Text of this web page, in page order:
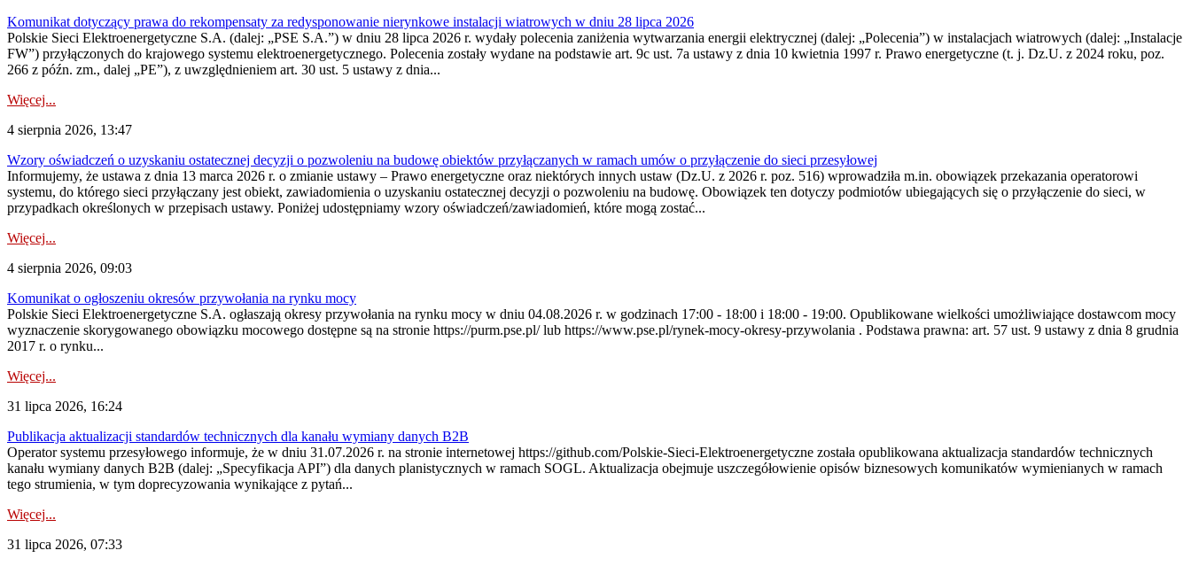
Komunikat dotyczący prawa do rekompensaty za redysponowanie nierynkowe instalacji wiatrowych w dniu 28 lipca 2026
Polskie Sieci Elektroenergetyczne S.A. (dalej: „PSE S.A.”) w dniu 28 lipca 2026 r. wydały polecenia zaniżenia wytwarzania energii elektrycznej (dalej: „Polecenia”) w instalacjach wiatrowych (dalej: „Instalacje
FW”) przyłączonych do krajowego systemu elektroenergetycznego. Polecenia zostały wydane na podstawie art. 9c ust. 7a ustawy z dnia 10 kwietnia 1997 r. Prawo energetyczne (t. j. Dz.U. z 2024 roku, poz.
266 z późn. zm., dalej „PE”), z uwzględnieniem art. 30 ust. 5 ustawy z dnia...
Więcej...
4 sierpnia 2026, 13:47
Wzory oświadczeń o uzyskaniu ostatecznej decyzji o pozwoleniu na budowę obiektów przyłączanych w ramach umów o przyłączenie do sieci przesyłowej
Informujemy, że ustawa z dnia 13 marca 2026 r. o zmianie ustawy – Prawo energetyczne oraz niektórych innych ustaw (Dz.U. z 2026 r. poz. 516) wprowadziła m.in. obowiązek przekazania operatorowi
systemu, do którego sieci przyłączany jest obiekt, zawiadomienia o uzyskaniu ostatecznej decyzji o pozwoleniu na budowę. Obowiązek ten dotyczy podmiotów ubiegających się o przyłączenie do sieci, w
przypadkach określonych w przepisach ustawy. Poniżej udostępniamy wzory oświadczeń/zawiadomień, które mogą zostać...
Więcej...
4 sierpnia 2026, 09:03
Komunikat o ogłoszeniu okresów przywołania na rynku mocy
Polskie Sieci Elektroenergetyczne S.A. ogłaszają okresy przywołania na rynku mocy w dniu 04.08.2026 r. w godzinach 17:00 - 18:00 i 18:00 - 19:00. Opublikowane wielkości umożliwiające dostawcom mocy
wyznaczenie skorygowanego obowiązku mocowego dostępne są na stronie https://purm.pse.pl/ lub https://www.pse.pl/rynek-mocy-okresy-przywolania . Podstawa prawna: art. 57 ust. 9 ustawy z dnia 8 grudnia
2017 r. o rynku...
Więcej...
31 lipca 2026, 16:24
Publikacja aktualizacji standardów technicznych dla kanału wymiany danych B2B
Operator systemu przesyłowego informuje, że w dniu 31.07.2026 r. na stronie internetowej https://github.com/Polskie-Sieci-Elektroenergetyczne została opublikowana aktualizacja standardów technicznych
kanału wymiany danych B2B (dalej: „Specyfikacja API”) dla danych planistycznych w ramach SOGL. Aktualizacja obejmuje uszczegółowienie opisów biznesowych komunikatów wymienianych w ramach
tego strumienia, w tym doprecyzowania wynikające z pytań...
Więcej...
31 lipca 2026, 07:33